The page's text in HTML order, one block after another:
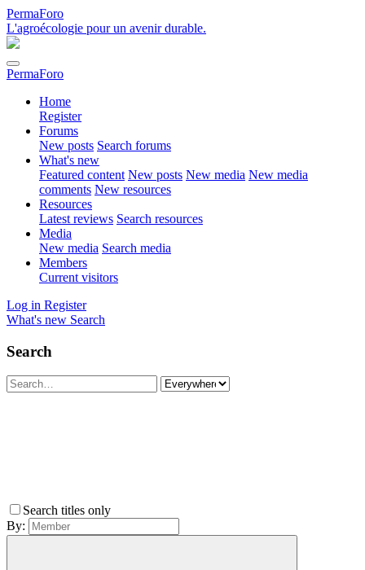
PermaForo
L'agroécologie pour un avenir durable.
PermaForo
Home
Register
Forums
New posts Search forums
What's new
Featured content New posts New media New media
comments New resources
Resources
Latest reviews Search resources
Media
New media Search media
Members
Current visitors
Log in Register
What's new Search
Search
Search titles only
By: